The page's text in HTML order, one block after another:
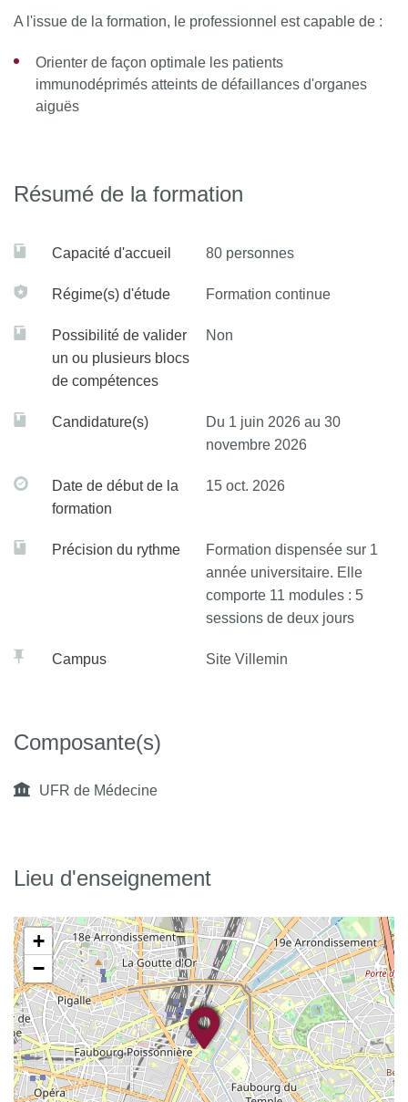
A l'issue de la formation, le professionnel est capable de :
Orienter de façon optimale les patients
immunodéprimés atteints de défaillances d'organes
aiguës
Résumé de la formation
Capacité d'accueil 80 personnes
Régime(s) d'étude Formation continue
Possibilité de valider
un ou plusieurs blocs
de compétences
Non
Candidature(s)
Du 1 juin 2026 au 30
novembre 2026
Date de début de la
formation
15 oct. 2026
Précision du rythme
Formation dispensée sur 1
année universitaire. Elle
comporte 11 modules : 5
sessions de deux jours
Campus Site Villemin
Composante(s)
UFR de Médecine
Lieu d'enseignement
+
−